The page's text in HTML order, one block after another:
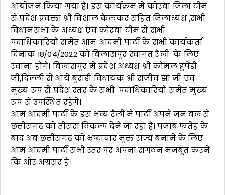
आयोजन किया गया है। इस कार्यक्रम मे कोरबा जिला टीम
से प्रदेश प्रवक्ता श्री विशाल केलकर सहित जिलाध्यक्ष ,सभी
विधानसभा के अध्यक्ष एवं कोरबा टीम से सभी
पदाधिकारियों समेत आम आदमी पार्टी के सभी कार्यकर्ता
दिनांक 18/04/2022 को बिलासपुर स्वागत रैली के लिए
रवाना होंगे। बिलासपुर मे प्रदेश अध्यक्ष श्री कोमल हुपेंडी
जी,दिल्ली से आये बुराड़ी विधायक श्री संजीव झा जी एवं
मुख्य रूप से प्रदेश स्तर के सभी पदाधिकारियों समेत मुख्य
रूप से उपस्थित रहेंगे।
आम आदमी पार्टी के इस भव्य रैली मे पार्टी अपने जन बल से
छत्तीसगढ़ को तीसरा विकल्प देने जा रहा है। पंजाब फतेह के
बाद अब छत्तीसगढ़ को भ्रष्टाचार मुक्त राज्य बनाने के लिए
आम आदमी पार्टी सभी स्तर पर अपना संगठन मजबूत करने
कि ओर अग्रसर है।